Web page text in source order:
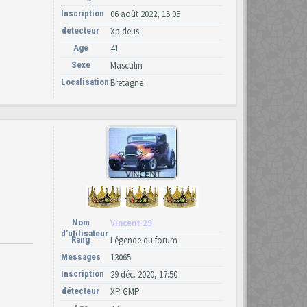
Inscription 06 août 2022, 15:05
détecteur Xp deus
Age 41
Sexe Masculin
Localisation Bretagne
Nom
d’utilisateur
Vincent 29
Rang Légende du forum
Messages 13065
Inscription 29 déc. 2020, 17:50
détecteur XP GMP